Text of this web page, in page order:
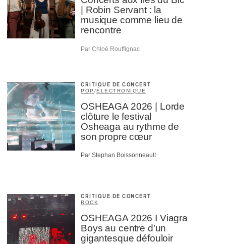
| Robin Servant : la
musique comme lieu de
rencontre
Par Chloé Rouffignac
CRITIQUE DE CONCERT
POP /ÉLECTRONIQUE
OSHEAGA 2026 | Lorde
clôture le festival
Osheaga au rythme de
son propre cœur
Par Stephan Boissonneault
CRITIQUE DE CONCERT
ROCK
OSHEAGA 2026 I Viagra
Boys au centre d’un
gigantesque défouloir